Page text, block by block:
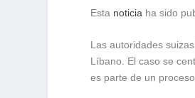
Esta noticia ha sido
Las autoridades
Líbano. El caso se
es parte de un